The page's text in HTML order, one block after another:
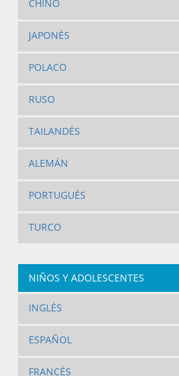
CHINO
JAPONÉS
POLACO
RUSO
TAILANDÉS
ALEMÁN
PORTUGUÉS
TURCO
NIÑOS Y ADOLESCENTES
INGLÉS
ESPAÑOL
FRANCÉS